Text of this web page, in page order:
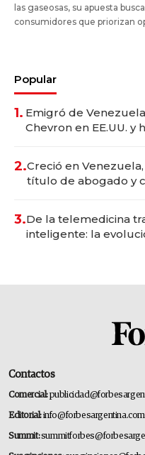
las gaseosas, su apuesta
consumidores que priorizan
Popular
1. Emigró de
Chevron en EE.UU. y
2.Creció en
título de abogado y
3.De la telemedicina
inteligente: la
Contactos
Comercial:
Editorial:info@forbesargentina.com
Summit: